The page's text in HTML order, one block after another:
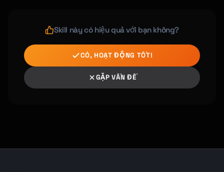
- [ ] [Other milestone]
### By Age [Current + 10]
- [ ] Save $X
- [ ] [Other milestone]
Skill này có hiệu quả với bạn không?
CÓ, HOẠT ĐỘNG TỐT!
GẶP VẤN ĐỀ